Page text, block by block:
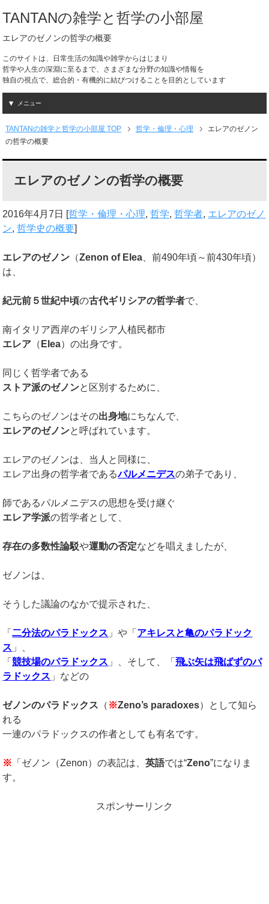
TANTANの雑学と哲学の小部屋
エレアのゼノンの哲学の概要
このサイトは、日常生活の知識や雑学からはじまり
哲学や人生の深淵に至るまで、さまざまな分野の知識や情報を
独自の視点で、総合的・有機的に結びつけることを目的としています
メニュー
TANTANの雑学と哲学の小部屋 TOP 哲学・倫理・心理
エレアのゼノン
の哲学の概要
エレアのゼノンの哲学の概要
2016年4月7日 [哲学・倫理・心理,哲学,哲学者, エレアのゼノ
ン,哲学史の概要]
エレアのゼノン （Zenon of Elea 、前490年頃～前430年頃）
は、
紀元前５世紀中頃の古代ギリシアの哲学者で、
南イタリア西岸のギリシア人植民都市
エレア （ Elea）の出身です。
同じく哲学者である
ストア派のゼノンと区別するために、
こちらのゼノンはその出身地にちなんで、
エレアのゼノンと呼ばれています。
エレアのゼノンは、当人と同様に、
エレア出身の哲学者であるパルメニデスの弟子であり、
師であるパルメニデスの思想を受け継ぐ
エレア学派の哲学者として、
存在の多数性論駁や運動の否定などを唱えましたが、
ゼノンは、
そうした議論のなかで提示された、
「二分法のパラドックス 」や「 アキレスと亀のパラドック
ス 」、
「競技場のパラドックス 」、そして、「飛ぶ矢は飛ばずのパ
ラドックス 」などの
ゼノンのパラドックス （ ※Zeno’s paradoxes）として知ら
れる
一連のパラドックスの作者としても有名です。
※ 「ゼノン（Zenon）の表記は、英語では“Zeno”になりま
す。
スポンサーリンク